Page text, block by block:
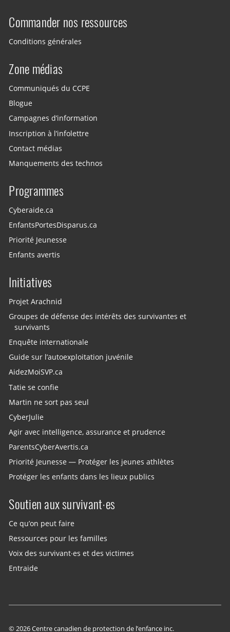
Commander nos ressources
Conditions générales
Zone médias
Communiqués du CCPE
Blogue
Campagnes d’information
Inscription à l’infolettre
Contact médias
Manquements des technos
Programmes
Cyberaide.ca
EnfantsPortesDisparus.ca
Priorité Jeunesse
Enfants avertis
Initiatives
Projet Arachnid
Groupes de défense des intérêts des survivantes et
survivants
Enquête internationale
Guide sur l’autoexploitation juvénile
AidezMoiSVP.ca
Tatie se confie
Martin ne sort pas seul
CyberJulie
Agir avec intelligence, assurance et prudence
ParentsCyberAvertis.ca
Priorité Jeunesse — Protéger les jeunes athlètes
Protéger les enfants dans les lieux publics
Soutien aux survivant·es
Ce qu’on peut faire
Ressources pour les familles
Voix des survivant·es et des victimes
Entraide
© 2026 Centre canadien de protection de l’enfance inc.